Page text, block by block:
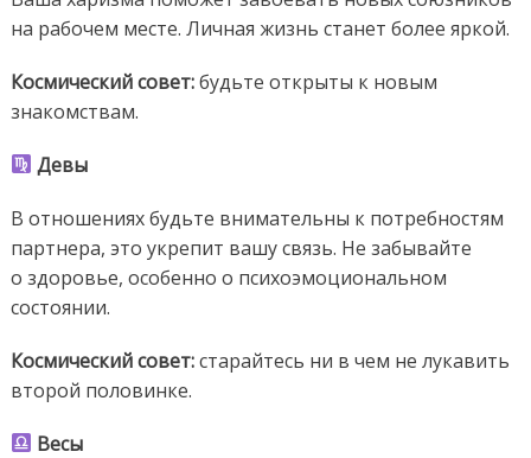
на рабочем месте. Личная жизнь станет более яркой.
Космический совет:будьте открыты к новым
знакомствам.
Девы
В отношениях будьте внимательны к потребностям
партнера, это укрепит вашу связь. Не забывайте
о здоровье, особенно о психоэмоциональном
состоянии.
Космический совет:старайтесь ни в чем не лукавить
второй половинке.
Весы